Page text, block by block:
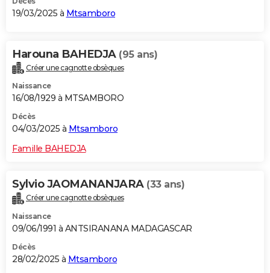
19/03/2025 à Mtsamboro
Harouna BAHEDJA (95 ans)
Créer une cagnotte obsèques
Naissance
16/08/1929 à MTSAMBORO
Décès
04/03/2025 à Mtsamboro
Famille BAHEDJA
Sylvio JAOMANANJARA (33 ans)
Créer une cagnotte obsèques
Naissance
09/06/1991 à ANTSIRANANA MADAGASCAR
Décès
28/02/2025 à Mtsamboro